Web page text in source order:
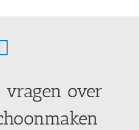
vragen over